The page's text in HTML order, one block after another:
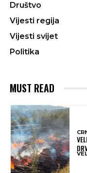
Društvo
Vijesti regija
Vijesti svijet
Politika
MUST READ